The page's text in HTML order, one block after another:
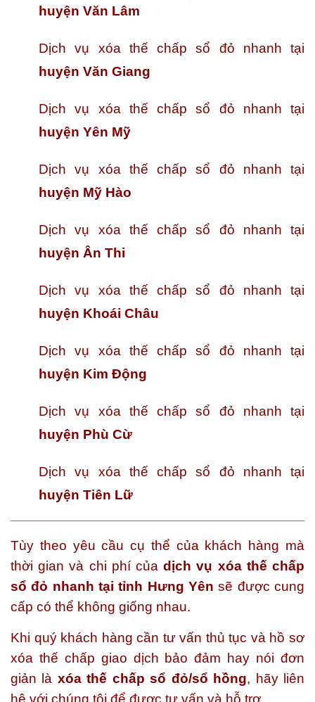
huyện Văn Lâm
Dịch vụ xóa thế chấp sổ đỏ nhanh tại
huyện Văn Giang
Dịch vụ xóa thế chấp sổ đỏ nhanh tại
huyện Yên Mỹ
Dịch vụ xóa thế chấp sổ đỏ nhanh tại
huyện Mỹ Hào
Dịch vụ xóa thế chấp sổ đỏ nhanh tại
huyện Ân Thi
Dịch vụ xóa thế chấp sổ đỏ nhanh tại
huyện Khoái Châu
Dịch vụ xóa thế chấp sổ đỏ nhanh tại
huyện Kim Động
Dịch vụ xóa thế chấp sổ đỏ nhanh tại
huyện Phù Cừ
Dịch vụ xóa thế chấp sổ đỏ nhanh tại
huyện Tiên Lữ
Tùy theo yêu cầu cụ thể của khách hàng mà
thời gian và chi phí củadịch vụ xóa thế chấp
sổ đỏ nhanh tại tỉnh Hưng Yên sẽ được cung
cấp có thể không giống nhau.
Khi quý khách hàng cần tư vấn thủ tục và hồ sơ
xóa thế chấp giao dịch bảo đảm hay nói đơn
giản là xóa thế chấp sổ đỏ/sổ hồng, hãy liên
hệ với chúng tôi để được tư vấn và hỗ trợ.